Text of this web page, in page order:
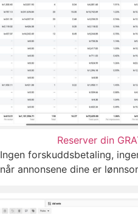
Reserver din
Ingen forskuddsbetaling,
når annonsene dine er